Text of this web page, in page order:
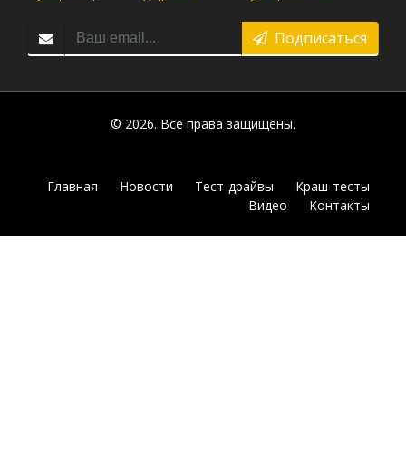
Подписаться
© 2026. Все права защищены.
Главная Новости Тест-драйвы
Краш-тесты
Видео
Контакты